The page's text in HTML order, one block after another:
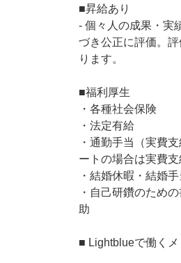
■昇給あり
‐ 個々人の成果・実
づき公正に評価。
ります。
■福利厚生
・各種社会保険
・法定有給
・通勤手当（実費
ートの場合は実費支
・結婚休暇・結婚
・自己研鑽のため
助
■ Lightblueで働くメ